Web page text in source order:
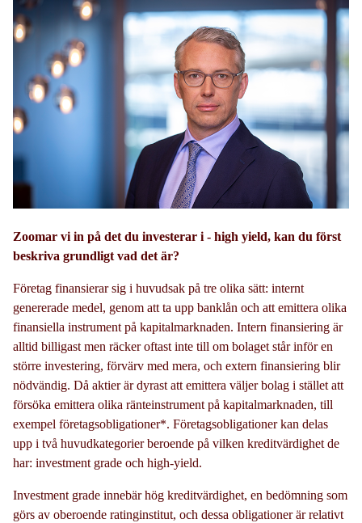
Zoomar vi in på det du investerar i - high yield, kan du först
beskriva grundligt vad det är?
Företag finansierar sig i huvudsak på tre olika sätt: internt
genererade medel, genom att ta upp banklån och att emittera olika
finansiella instrument på kapitalmarknaden. Intern finansiering är
alltid billigast men räcker oftast inte till om bolaget står inför en
större investering, förvärv med mera, och extern finansiering blir
nödvändig. Då aktier är dyrast att emittera väljer bolag i stället att
försöka emittera olika ränteinstrument på kapitalmarknaden, till
exempel företagsobligationer*. Företagsobligationer kan delas
upp i två huvudkategorier beroende på vilken kreditvärdighet de
har: investment grade och high-yield.
Investment grade innebär hög kreditvärdighet, en bedömning som
görs av oberoende ratinginstitut, och dessa obligationer är relativt